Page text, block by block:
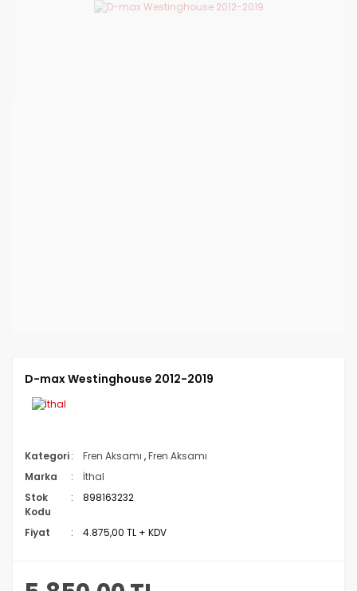
D-max Westinghouse 2012-2019
Kategori Fren Aksamı ,Fren Aksamı
Marka
İthal
Stok
Kodu
898163232
Fiyat 4.875,00 TL + KDV